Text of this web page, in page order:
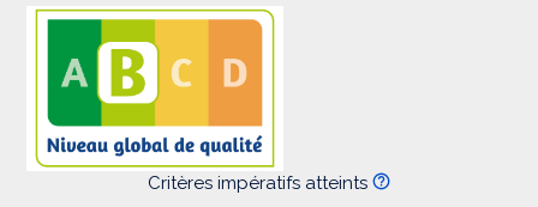
Critères impératifs atteints